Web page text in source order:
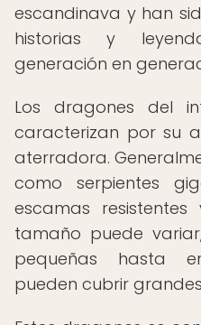
escandinava y han
historias y
generación en
Los dragones del
caracterizan por su
aterradora.
como serpientes
escamas
tamaño puede
pequeñas hasta
pueden cubrir